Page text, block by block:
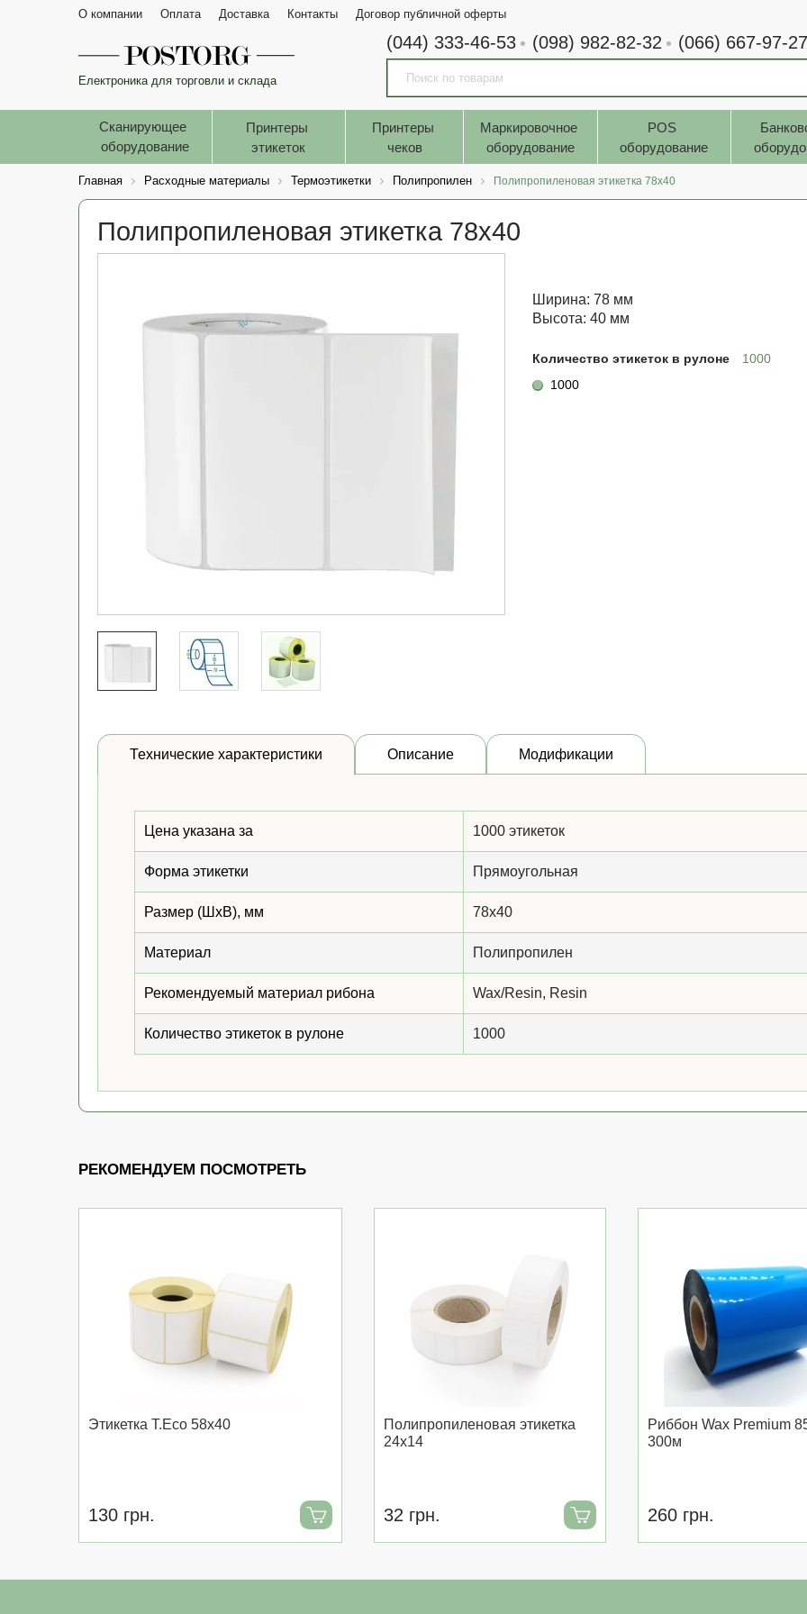
О компании Оплата Доставка Контакты Договор публичной оферты
Електроника для торговли и склада
(044) 333-46-53 (098) 982-82-32 (066) 667-97-27
Сканирующее
оборудование
Принтеры
этикеток
Принтеры
чеков
Маркировочное
оборудование
POS
оборудование
Главная Расходные материалы Термоэтикетки Полипропилен Полипропиленовая этикетка 78x40
Полипропиленовая этикетка 78x40
Ширина: 78 мм
Высота: 40 мм
Количество этикеток в рулоне
1000
1000
Технические характеристики Описание Модификации
Цена указана за 1000 этикеток
Форма этикетки Прямоугольная
Размер (ШхВ), мм 78х40
Материал Полипропилен
Рекомендуемый материал рибона Wax/Resin, Resin
Количество этикеток в рулоне 1000
РЕКОМЕНДУЕМ ПОСМОТРЕТЬ
Этикетка T.Eco 58x40
130 грн.
Полипропиленовая этикетка
24x14
32 грн.
Риббон Wax Premium
300м
260 грн.